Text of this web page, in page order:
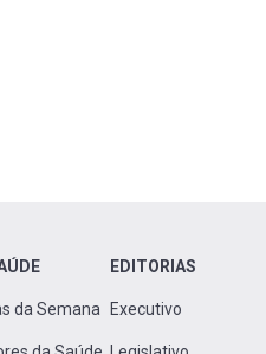
da Semana
EDITORIAS
Executivo